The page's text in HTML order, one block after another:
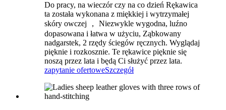
Do pracy, na wieczór czy na co dzień Rękawica
ta została wykonana z miękkiej i wytrzymałej
skóry owczej ， Niezwykle wygodna, luźno
dopasowana i łatwa w użyciu, Ząbkowany
nadgarstek, 2 rzędy ściegów ręcznych. Wyglądaj
pięknie i rozkosznie. Te rękawice pięknie się
noszą przez lata i będą Ci służyć przez lata.
zapytanie ofertoweSzczegół